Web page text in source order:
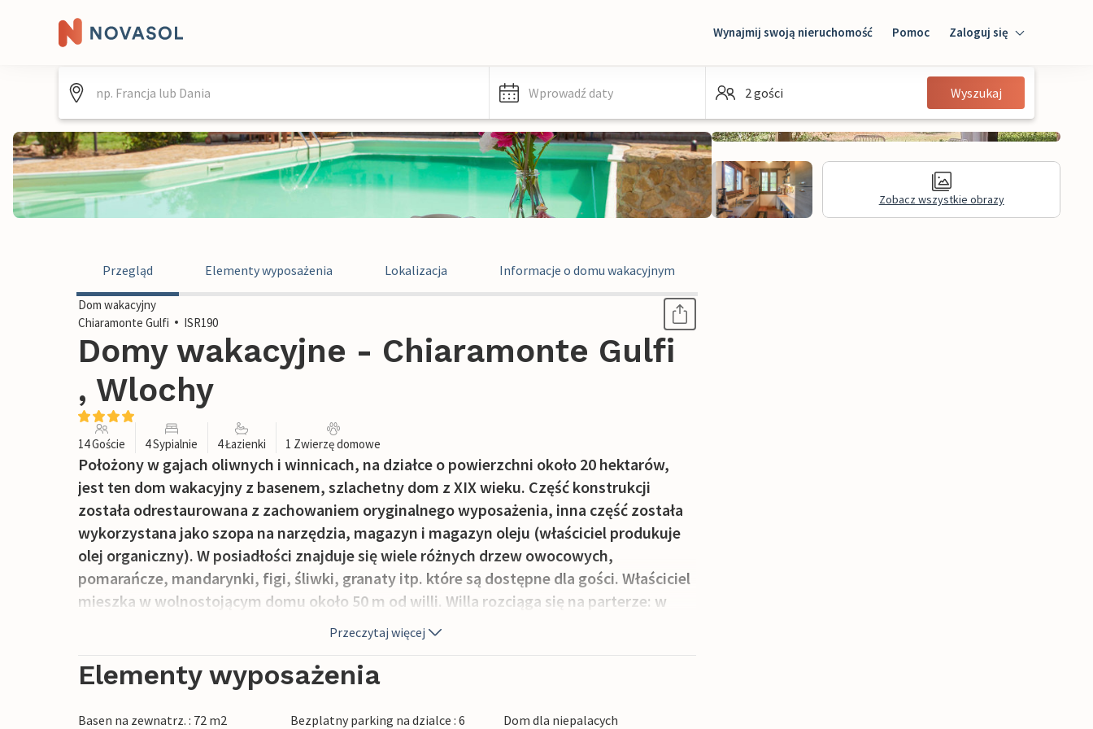
Wynajmij swoją nieruchomość Pomoc Zaloguj się
Zaloguj się
Gość
Wprowadź daty 2 gości Wyszukaj
Zobacz wszystkie obrazy
Przegląd Elementy wyposażenia Lokalizacja Informacje o domu wakacyjnym
Dom wakacyjny
Chiaramonte Gulfi
ISR190
Domy wakacyjne - Chiaramonte Gulfi
, Wlochy
14 Goście 4 Sypialnie 4 Łazienki 1 Zwierzę domowe
Położony w gajach oliwnych i winnicach, na działce o powierzchni około 20 hektarów,
jest ten dom wakacyjny z basenem, szlachetny dom z XIX wieku. Część konstrukcji
została odrestaurowana z zachowaniem oryginalnego wyposażenia, inna część została
wykorzystana jako szopa na narzędzia, magazyn i magazyn oleju (właściciel produkuje
olej organiczny). W posiadłości znajduje się wiele różnych drzew owocowych,
pomarańcze, mandarynki, figi, śliwki, granaty itp. które są dostępne dla gości. Właściciel
mieszka w wolnostojącym domu około 50 m od willi. Willa rozciąga się na parterze: w
części dziennej dwa duże pokoje po ok. 50 m² (jadalnia, salon), część kuchenna
wyposażona jest w profesjonalną kuchnię i łazienkę (bez prysznica); w części nocnej
znajdują się cztery sypialnie z prywatną łazienką z prysznicem. Sypialnie, dwie potrójne i
dwie poczwórne, są w szlachetnym stylu wyposażenia z XIX wieku. Na zewnątrz, w
otoczeniu wysokich sosen i cyprysów, znajduje się basen ze słoną wodą, a w przyległym
Przeczytaj więcej
Elementy wyposażenia
Basen na zewnatrz. : 72 m2
Bezplatny parking na dzialce : 6
Dom dla niepalacych